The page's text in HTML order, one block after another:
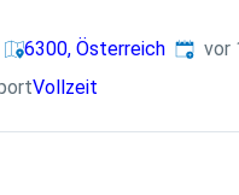
6300, Österreich
vor
Vollzeit